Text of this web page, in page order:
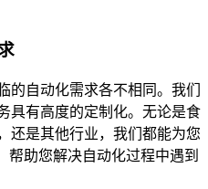
的自动化需求各不相同。我们
具有高度的定制化。无论是食
还是其他行业，我们都能为您
帮助您解决自动化过程中遇到